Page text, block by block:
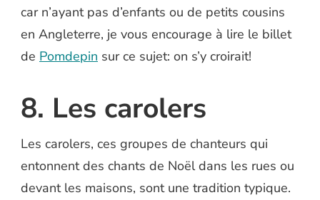
car n’ayant pas d’enfants ou de petits cousins
en Angleterre, je vous encourage à lire le billet
de Pomdepin sur ce sujet: on s’y croirait!
8. Les carolers
Les carolers, ces groupes de chanteurs qui
entonnent des chants de Noël dans les rues ou
devant les maisons, sont une tradition typique.